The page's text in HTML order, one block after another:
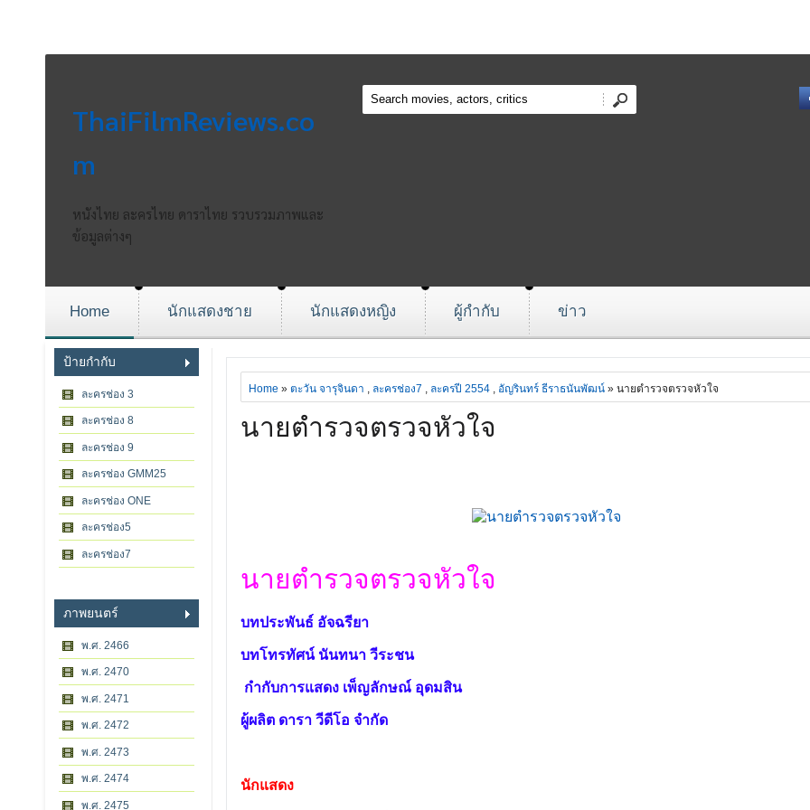
ThaiFilmReviews.co
m
หนังไทย ละครไทย ดาราไทย รวบรวมภาพและ
ข้อมูลต่างๆ
Home นักแสดงชาย นักแสดงหญิง ผู้กำกับ ข่าว
ป้ายกำกับ
ละครช่อง 3
ละครช่อง 8
ละครช่อง 9
ละครช่อง GMM25
ละครช่อง ONE
ละครช่อง5
ละครช่อง7
ภาพยนตร์
พ.ศ. 2466
พ.ศ. 2470
พ.ศ. 2471
พ.ศ. 2472
พ.ศ. 2473
พ.ศ. 2474
พ.ศ. 2475
Home » ตะวัน จารุจินดา , ละครช่อง7 , ละครปี 2554, อัญรินทร์ ธีราธนันพัฒน์» นายตำรวจตรวจหัวใจ
นายตำรวจตรวจหัวใจ
นายตำรวจตรวจหัวใจ
บทประพันธ์ อัจฉรียา
บทโทรทัศน์ นันทนา วีระชน
กำกับการแสดง เพ็ญลักษณ์ อุดมสิน
ผู้ผลิต ดารา วีดีโอ จำกัด
นักแสดง